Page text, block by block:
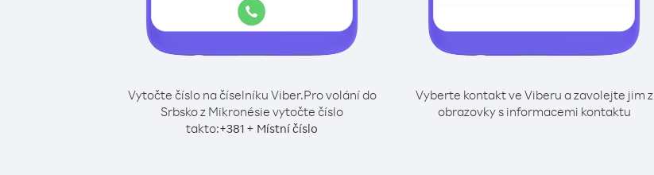
Vytočte číslo na číselníku Viber.Pro volání do
Srbsko z Mikronésie vytočte číslo
takto:+381 + Místní číslo
Vyberte kontakt ve Viberu a zavolejte jim z
obrazovky s informacemi kontaktu